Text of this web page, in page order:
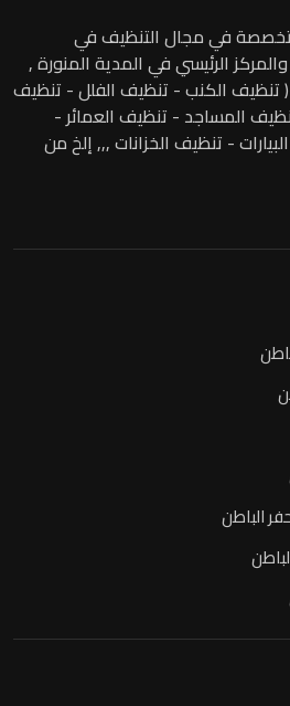
في مجال التنظيف في
الرئيسي في المدية المنورة ,
تنظيف الكنب - تنظيف الفلل - تنظيف
المساجد - تنظيف العمائر -
- تنظيف الخزانات ,,, إلخ من
الباطن